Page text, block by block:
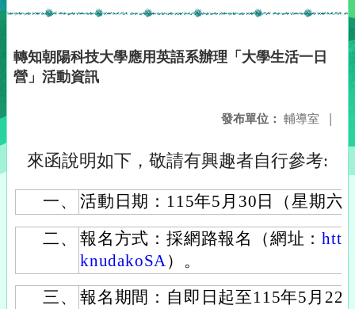
轉知朝陽科技大學應用英語系辦理「大學生活一日
營」活動資訊
發布單位： 輔導室 |
來函說明如下，敬請有興趣者自行參考:
一、
活動日期：115年5月30日（星期六
二、
報名方式：採網路報名（網址：
knudakoSA ）。
三、
報名期間：自即日起至115年5月22